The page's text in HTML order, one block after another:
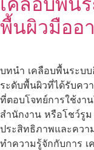
พื้นผิวมืออ
บทนำ เคลือบพื้นระบ
ระดับพื้นผิวที่ได้รับค
ที่ตอบโจทย์การใช้งา
สำนักงาน หรือโชว์รู
ประสิทธิภาพและคว
ทำความรู้จักกับการ